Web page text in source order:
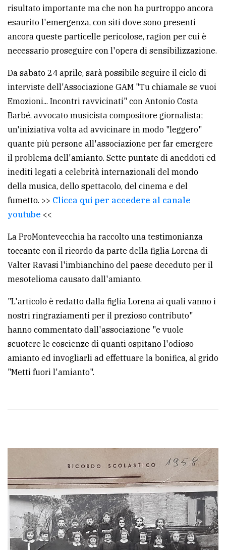
PRIVACY
Privacy
policy
policy
risultato importante ma che non ha purtroppo ancora
esaurito l'emergenza, con siti dove sono presenti
ancora queste particelle pericolose, ragion per cui è
necessario proseguire con l'opera di sensibilizzazione.
Da sabato 24 aprile, sarà possibile seguire il ciclo di
interviste dell'Associazione GAM "Tu chiamale se vuoi
Emozioni... Incontri ravvicinati" con Antonio Costa
Barbé, avvocato musicista compositore giornalista;
un'iniziativa volta ad avvicinare in modo "leggero"
quante più persone all'associazione per far emergere
il problema dell'amianto. Sette puntate di aneddoti ed
inediti legati a celebrità internazionali del mondo
della musica, dello spettacolo, del cinema e del
fumetto. >> Clicca qui per accedere al canale
youtube <<
La ProMontevecchia ha raccolto una testimonianza
toccante con il ricordo da parte della figlia Lorena di
Valter Ravasi l'imbianchino del paese deceduto per il
mesotelioma causato dall'amianto.
"L'articolo è redatto dalla figlia Lorena ai quali vanno i
nostri ringraziamenti per il prezioso contributo"
hanno commentato dall'associazione "e vuole
scuotere le coscienze di quanti ospitano l'odioso
amianto ed invogliarli ad effettuare la bonifica, al grido
"Metti fuori l'amianto".